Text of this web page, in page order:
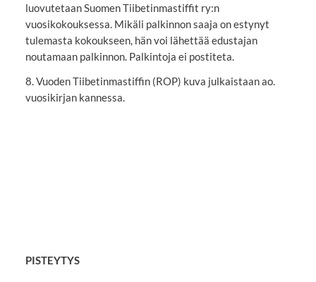
luovutetaan Suomen Tiibetinmastiffit ry:n
vuosikokouksessa. Mikäli palkinnon saaja on estynyt
tulemasta kokoukseen, hän voi lähettää edustajan
noutamaan palkinnon. Palkintoja ei postiteta.
8. Vuoden Tiibetinmastiffin (ROP) kuva julkaistaan ao.
vuosikirjan kannessa.
PISTEYTYS